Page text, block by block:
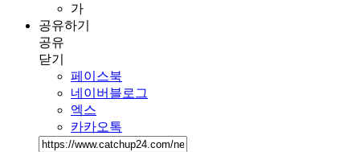
가
공유하기
공유
닫기
페이스북
네이버블로그
엑스
카카오톡